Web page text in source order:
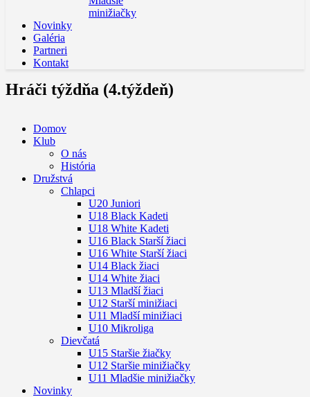
minižiačky
Novinky
Galéria
Partneri
Kontakt
Hráči týždňa (4.týždeň)
Domov
Klub
O nás
História
Družstvá
Chlapci
U20 Juniori
U18 Black Kadeti
U18 White Kadeti
U16 Black Starší žiaci
U16 White Starší žiaci
U14 Black žiaci
U14 White žiaci
U13 Mladší žiaci
U12 Starší minižiaci
U11 Mladší minižiaci
U10 Mikroliga
Dievčatá
U15 Staršie žiačky
U12 Staršie minižiačky
U11 Mladšie minižiačky
Novinky